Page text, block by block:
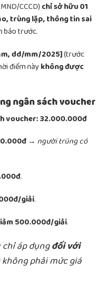
CCCD)chỉ sở hữu 01
trùng lặp, thông tin sai
báo trước.
dd/mm/2025](trước
điểm này không được
ngân sách voucher
voucher:32.000.000đ
→ người trúng có
.
giải.
500.000đ/giải.
chỉ áp dụngđối với
không phải mức giá